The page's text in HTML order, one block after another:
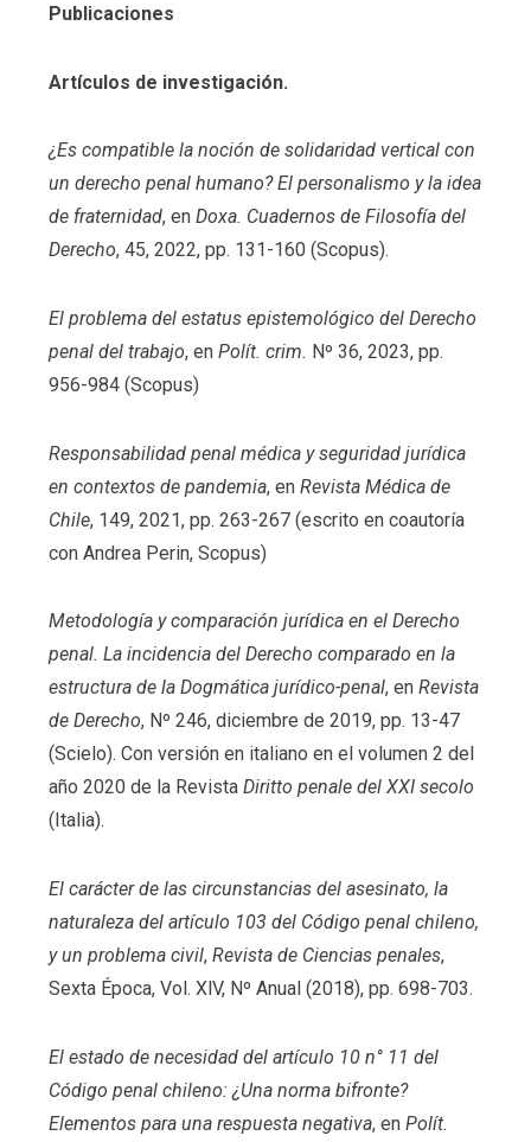
Publicaciones
Artículos de investigación.
¿Es compatible la noción de solidaridad vertical con
un derecho penal humano? El personalismo y la idea
de fraternidad, en Doxa. Cuadernos de Filosofía del
Derecho, 45, 2022, pp. 131-160 (Scopus).
El problema del estatus epistemológico del Derecho
penal del trabajo, en Polít. crim. Nº 36, 2023, pp.
956-984 (Scopus)
Responsabilidad penal médica y seguridad jurídica
en contextos de pandemia, en Revista Médica de
Chile, 149, 2021, pp. 263-267 (escrito en coautoría
con Andrea Perin, Scopus)
Metodología y comparación jurídica en el Derecho
penal. La incidencia del Derecho comparado en la
estructura de la Dogmática jurídico-penal, en Revista
de Derecho, Nº 246, diciembre de 2019, pp. 13-47
(Scielo). Con versión en italiano en el volumen 2 del
año 2020 de la Revista Diritto penale del XXI secolo
(Italia).
El carácter de las circunstancias del asesinato, la
naturaleza del artículo 103 del Código penal chileno,
y un problema civil, Revista de Ciencias penales,
Sexta Época, Vol. XlV, Nº Anual (2018), pp. 698-703.
El estado de necesidad del artículo 10 n° 11 del
Código penal chileno: ¿Una norma bifronte?
Elementos para una respuesta negativa, en Polít.